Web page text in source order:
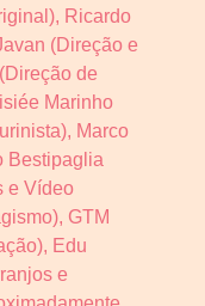
Ricardo
(Direção e
de
Marinho
Marco
Bestipaglia
e Vídeo
GTM
Edu
e